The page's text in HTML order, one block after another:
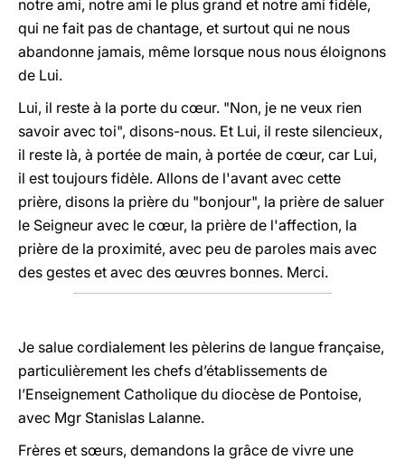
notre ami, notre ami le plus grand et notre ami fidèle,
qui ne fait pas de chantage, et surtout qui ne nous
abandonne jamais, même lorsque nous nous éloignons
de Lui.
Lui, il reste à la porte du cœur. "Non, je ne veux rien
savoir avec toi", disons-nous. Et Lui, il reste silencieux,
il reste là, à portée de main, à portée de cœur, car Lui,
il est toujours fidèle. Allons de l'avant avec cette
prière, disons la prière du "bonjour", la prière de saluer
le Seigneur avec le cœur, la prière de l'affection, la
prière de la proximité, avec peu de paroles mais avec
des gestes et avec des œuvres bonnes. Merci.
Je salue cordialement les pèlerins de langue française,
particulièrement les chefs d’établissements de
l’Enseignement Catholique du diocèse de Pontoise,
avec Mgr Stanislas Lalanne.
Frères et sœurs, demandons la grâce de vivre une